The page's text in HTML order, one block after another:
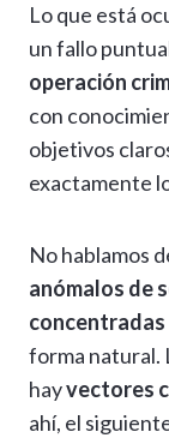
at
s
A
p
p
Lo que está
un fallo
operación
con
objetivos
exactamente
No hablamos
anómalos de
concentradas
forma natural.
hayvectores
ahí, el